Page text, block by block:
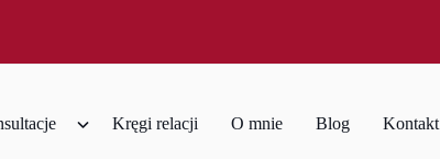
Kręgi relacji O mnie Blog Kontakt